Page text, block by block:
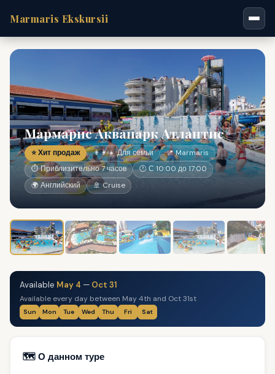
Marmaris Ekskursii
Мармарис Аквапарк Атлантис
⭐ Хит продаж 👨‍👩‍👧 Для семьи
📍 Marmaris
⏱ Приблизительно 7 часов
🕐 С 10:00 до 17:00
🌍 Английский
🚢 Cruise
Available May 4 — Oct 31
Available every day between May 4th and Oct 31st
Sun Mon Tue Wed Thu Fri Sat
🗺️ О данном туре